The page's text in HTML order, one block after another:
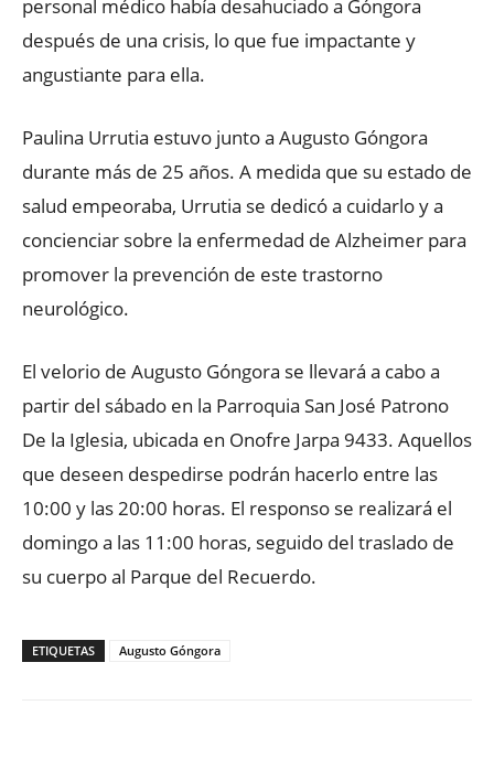
personal médico había desahuciado a Góngora
después de una crisis, lo que fue impactante y
angustiante para ella.
Paulina Urrutia estuvo junto a Augusto Góngora
durante más de 25 años. A medida que su estado de
salud empeoraba, Urrutia se dedicó a cuidarlo y a
concienciar sobre la enfermedad de Alzheimer para
promover la prevención de este trastorno
neurológico.
El velorio de Augusto Góngora se llevará a cabo a
partir del sábado en la Parroquia San José Patrono
De la Iglesia, ubicada en Onofre Jarpa 9433. Aquellos
que deseen despedirse podrán hacerlo entre las
10:00 y las 20:00 horas. El responso se realizará el
domingo a las 11:00 horas, seguido del traslado de
su cuerpo al Parque del Recuerdo.
ETIQUETAS Augusto Góngora